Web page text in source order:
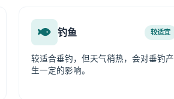
钓鱼 较适宜
较适合垂钓，但天气稍热，会对垂钓产
生一定的影响。